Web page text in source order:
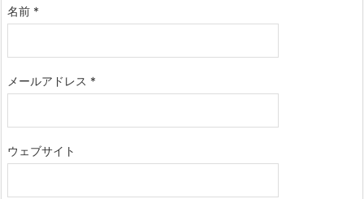
名前 *
メールアドレス *
ウェブサイト